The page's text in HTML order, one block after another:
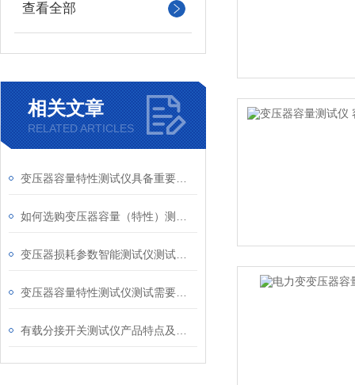
查看全部
相关文章
RELATED ARTICLES